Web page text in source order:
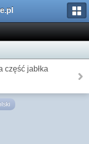
część jabłka